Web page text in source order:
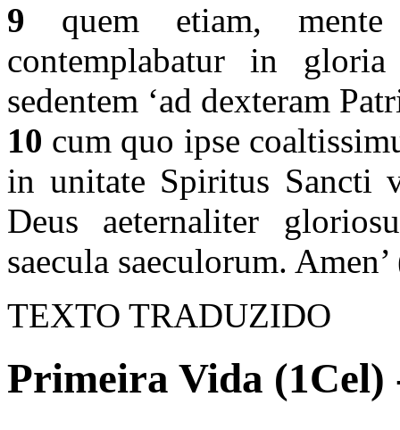
9 quem etiam,
contemplabatur in
sedentem ‘ad dexteram
10 cum quo ipse
in unitate Spiritus Sancti
Deus aeternaliter
saecula saeculorum.
TEXTO TRADUZIDO
Primeira Vida (1Cel)